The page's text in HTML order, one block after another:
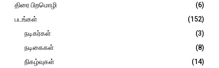
திரை பிறமொழி
(6)
படங்கள்
(152)
நடிகர்கள்
(3)
நடிகைகள்
(8)
நிகழ்வுகள்
(14)